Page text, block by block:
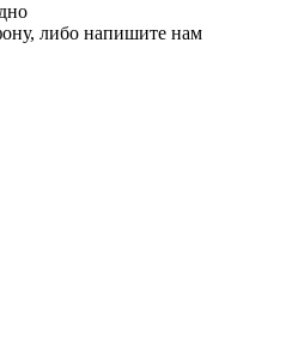
либо напишите нам